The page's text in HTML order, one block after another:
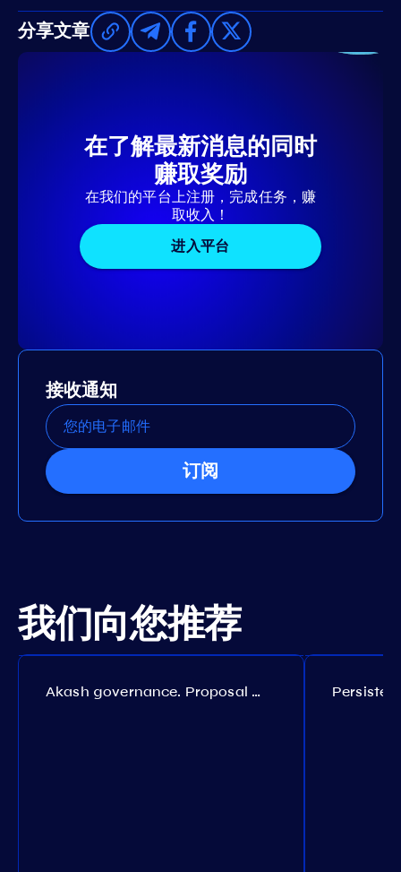
分享文章
在了解最新消息的同时
赚取奖励
在我们的平台上注册，完成任务，赚
取收入！
进入平台
接收通知
订阅
我们向您推荐
Akash governance. Proposal №308